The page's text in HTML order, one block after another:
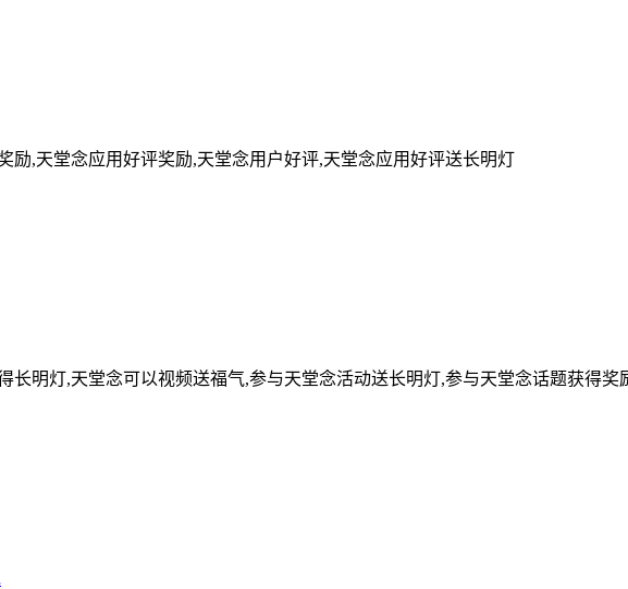
励,天堂念应用好评奖励,天堂念用户好评,天堂念应用好评送长明灯
长明灯,天堂念可以视频送福气,参与天堂念活动送长明灯,参与天堂念话题获得奖